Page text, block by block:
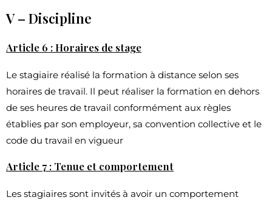
V – Discipline
Article 6 : Horaires de stage
Le stagiaire réalisé la formation à distance selon ses
horaires de travail. Il peut réaliser la formation en dehors
de ses heures de travail conformément aux règles
établies par son employeur, sa convention collective et le
code du travail en vigueur
Article 7 : Tenue et comportement
Les stagiaires sont invités à avoir un comportement